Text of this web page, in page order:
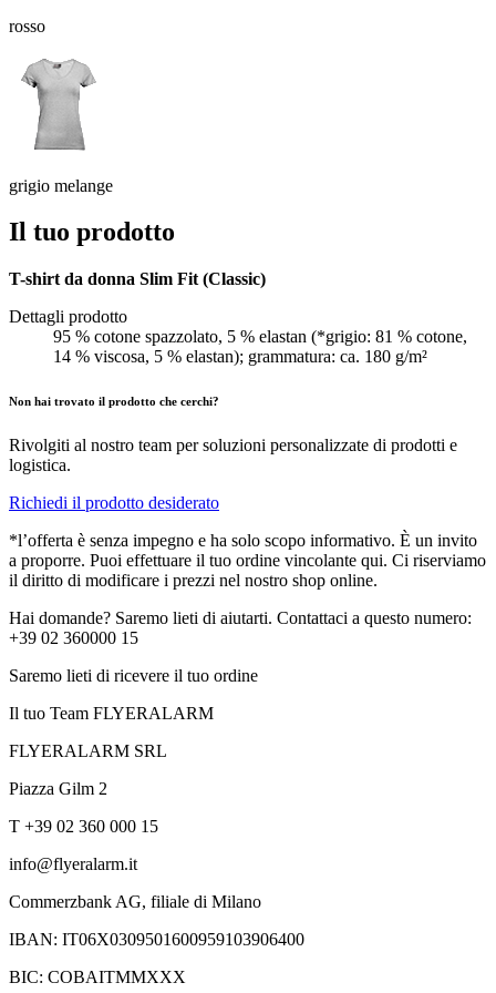
rosso
grigio melange
Il tuo prodotto
T-shirt da donna Slim Fit (Classic)
Dettagli prodotto
95 % cotone spazzolato, 5 % elastan (*grigio: 81 % cotone,
14 % viscosa, 5 % elastan); grammatura: ca. 180 g/m²
Non hai trovato il prodotto che cerchi?
Rivolgiti al nostro team per soluzioni personalizzate di prodotti e
logistica.
Richiedi il prodotto desiderato
*l’offerta è senza impegno e ha solo scopo informativo. È un invito
a proporre. Puoi effettuare il tuo ordine vincolante qui. Ci riserviamo
il diritto di modificare i prezzi nel nostro shop online.
Hai domande? Saremo lieti di aiutarti. Contattaci a questo numero:
+39 02 360000 15
Saremo lieti di ricevere il tuo ordine
Il tuo Team FLYERALARM
FLYERALARM SRL
Piazza Gilm 2
T +39 02 360 000 15
info@flyeralarm.it
Commerzbank AG, filiale di Milano
IBAN: IT06X0309501600959103906400
BIC: COBAITMMXXX